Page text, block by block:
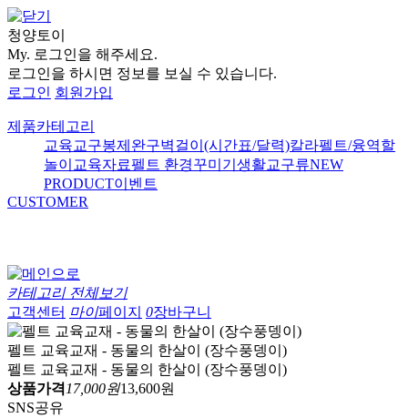
청양토이
My. 로그인을 해주세요.
로그인을 하시면 정보를 보실 수 있습니다.
로그인 회원가입
제품카테고리
교육교구봉제완구벽걸이(시간표/달력)칼라펠트/융역할
놀이 교육자료펠트 환경꾸미기 생활교구류NEW
PRODUCT이벤트
CUSTOMER
카테고리 전체보기
고객센터 마이페이지 0장바구니
펠트 교육교재 - 동물의 한살이 (장수풍뎅이)
펠트 교육교재 - 동물의 한살이 (장수풍뎅이)
상품가격 17,000원13,600원
SNS공유